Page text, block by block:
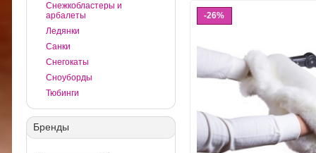
Снежкобластеры и
арбалеты
Ледянки
Санки
Снегокаты
Сноуборды
Тюбинги
Бренды
26%